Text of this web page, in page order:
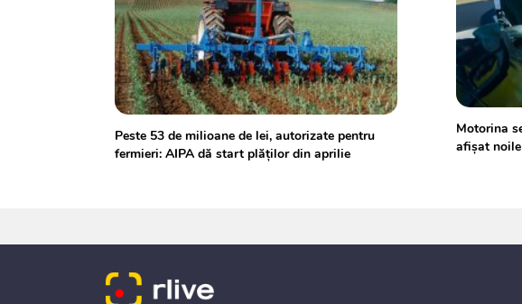
Peste 53 de milioane de lei, autorizate pentru
fermieri: AIPA dă start plăților din aprilie
Motorina
afișat